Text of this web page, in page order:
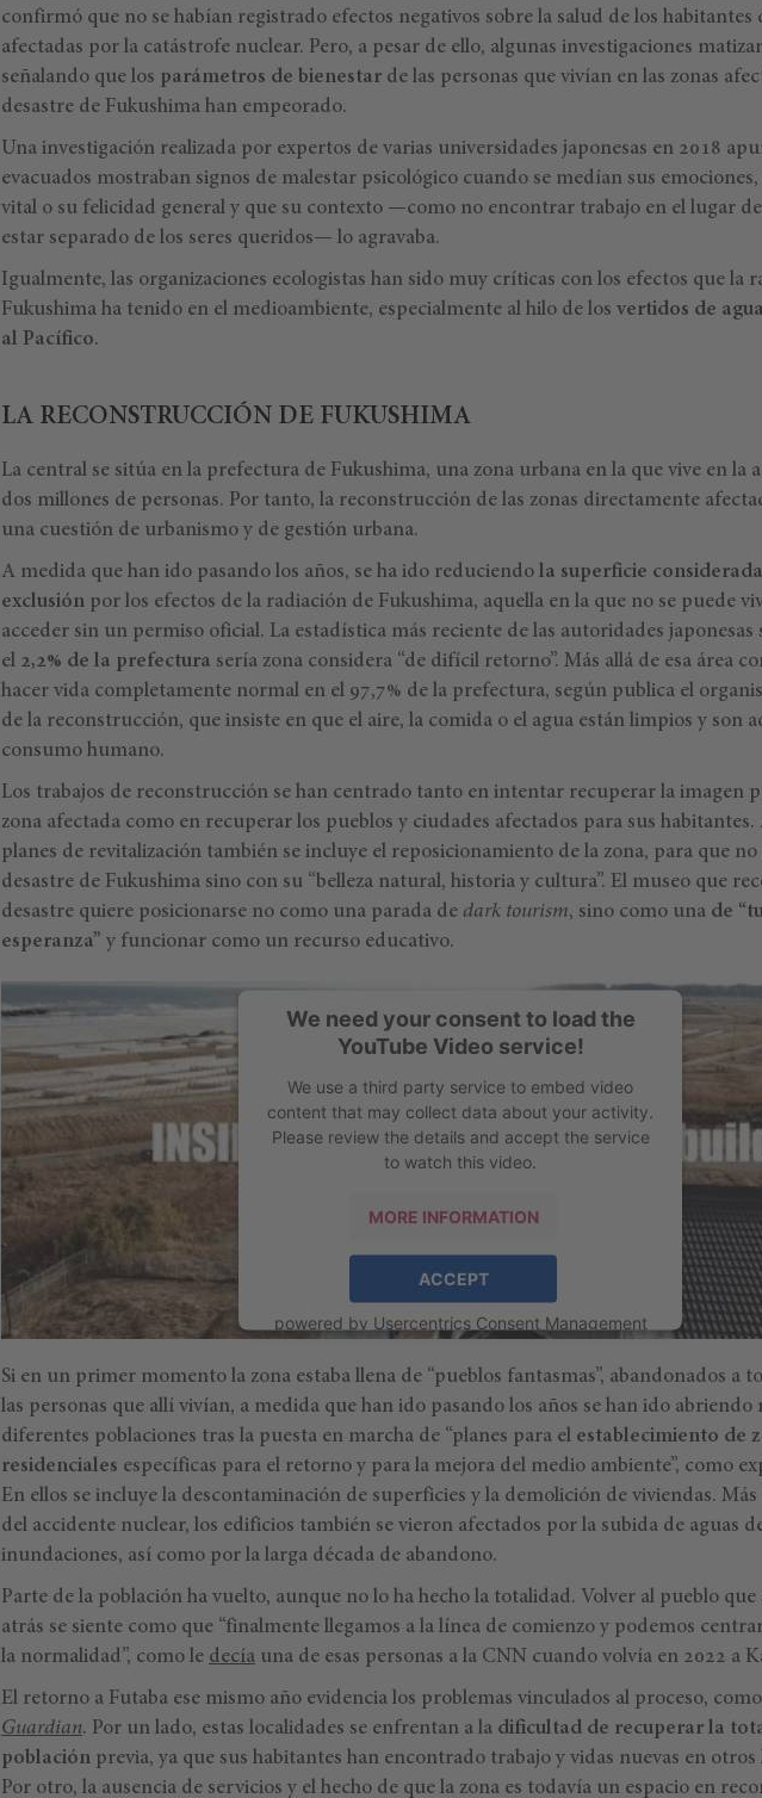
confirmó que no se habían registrado efectos negativos sobre la salud de los habitantes
afectadas por la catástrofe nuclear. Pero, a pesar de ello, algunas investigaciones
señalando que los parámetros de bienestar de las personas que vivían en las zonas
desastre de Fukushima han empeorado.
Una investigación realizada por expertos de varias universidades japonesas en 2018
evacuados mostraban signos de malestar psicológico cuando se medían sus
vital o su felicidad general y que su contexto —como no encontrar trabajo en el lugar
estar separado de los seres queridos— lo agravaba.
Igualmente, las organizaciones ecologistas han sido muy críticas con los efectos que la
Fukushima ha tenido en el medioambiente, especialmente al hilo de los vertidos de
al Pacífico.
LA RECONSTRUCCIÓN DE FUKUSHIMA
La central se sitúa en la prefectura de Fukushima, una zona urbana en la que vive en la
dos millones de personas. Por tanto, la reconstrucción de las zonas directamente
una cuestión de urbanismo y de gestión urbana.
A medida que han ido pasando los años, se ha ido reduciendo la superficie considerada
exclusión por los efectos de la radiación de Fukushima, aquella en la que no se puede
acceder sin un permiso oficial. La estadística más reciente de las autoridades japonesas
el 2,2% de la prefectura sería zona considera “de difícil retorno”. Más allá de esa área
hacer vida completamente normal en el 97,7% de la prefectura, según publica el
de la reconstrucción, que insiste en que el aire, la comida o el agua están limpios y son
consumo humano.
Los trabajos de reconstrucción se han centrado tanto en intentar recuperar la imagen
zona afectada como en recuperar los pueblos y ciudades afectados para sus habitantes.
planes de revitalización también se incluye el reposicionamiento de la zona, para que no
desastre de Fukushima sino con su “belleza natural, historia y cultura”. El museo que
desastre quiere posicionarse no como una parada de dark tourism, sino como una de
esperanza” y funcionar como un recurso educativo.
We need your consent to load the
YouTube Video service!
We use a third party service to embed video
content that may collect data about your activity.
Please review the details and accept the service
to watch this video.
MORE INFORMATION
ACCEPT
powered by Usercentrics Consent Management
Si en un primer momento la zona estaba llena de “pueblos fantasmas”, abandonados a
las personas que allí vivían, a medida que han ido pasando los años se han ido abriendo
diferentes poblaciones tras la puesta en marcha de “planes para el establecimiento de
residenciales específicas para el retorno y para la mejora del medio ambiente”, como
En ellos se incluye la descontaminación de superficies y la demolición de viviendas. Más
del accidente nuclear, los edificios también se vieron afectados por la subida de aguas
inundaciones, así como por la larga década de abandono.
Parte de la población ha vuelto, aunque no lo ha hecho la totalidad. Volver al pueblo que
atrás se siente como que “finalmente llegamos a la línea de comienzo y podemos
la normalidad”, como le decía una de esas personas a la CNN cuando volvía en 2022 a
El retorno a Futaba ese mismo año evidencia los problemas vinculados al proceso,
Guardian. Por un lado, estas localidades se enfrentan a la dificultad de recuperar la
población previa, ya que sus habitantes han encontrado trabajo y vidas nuevas en otros
Por otro, la ausencia de servicios y el hecho de que la zona es todavía un espacio en